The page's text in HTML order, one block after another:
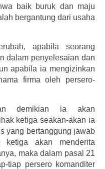
baik buruk dan maju
bergantung dari usaha
apabila seorang
dalam penyelesaian dan
apabila ia mengizinkan
firma oleh persero-
demikian ia akan
ketiga seakan-akan ia
yang bertanggung jawab
ketiga akan menderita
maka dalam pasal 21
tiap persero komanditer